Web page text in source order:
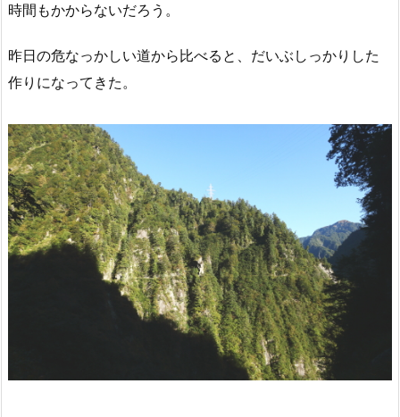
時間もかからないだろう。
昨日の危なっかしい道から比べると、だいぶしっかりした
作りになってきた。